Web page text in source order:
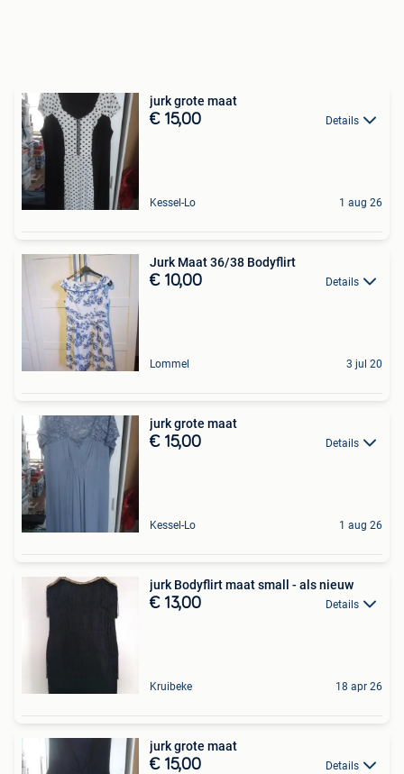
jurk grote maat
€ 15,00 Details
Kessel-Lo 1 aug 26
Jurk Maat 36/38 Bodyflirt
€ 10,00 Details
Lommel 3 jul 20
jurk grote maat
€ 15,00 Details
Kessel-Lo 1 aug 26
jurk Bodyflirt maat small - als nieuw
€ 13,00 Details
Kruibeke 18 apr 26
jurk grote maat
€ 15,00 Details